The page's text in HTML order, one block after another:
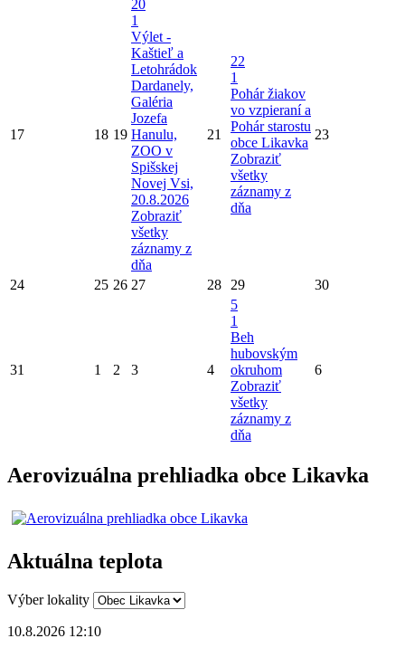
17 18 19
20
1
Výlet -
Kaštieľ a
Letohrádok
Dardanely,
Galéria
Jozefa
Hanulu,
ZOO v
Spišskej
Novej Vsi,
20.8.2026
Zobraziť
všetky
záznamy z
dňa
21
22
1
Pohár žiakov
vo vzpieraní a
Pohár starostu
obce Likavka
Zobraziť
všetky
záznamy z
dňa
23
24 25 26 27 28 29 30
31 1 2 3 4
5
1
Beh
hubovským
okruhom
Zobraziť
všetky
záznamy z
dňa
6
Aerovizuálna prehliadka obce Likavka
Aktuálna teplota
Výber lokality
10.8.2026 12:10